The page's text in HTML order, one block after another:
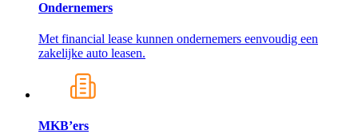
Ondernemers
Met financial lease kunnen ondernemers eenvoudig een
zakelijke auto leasen.
MKB’ers